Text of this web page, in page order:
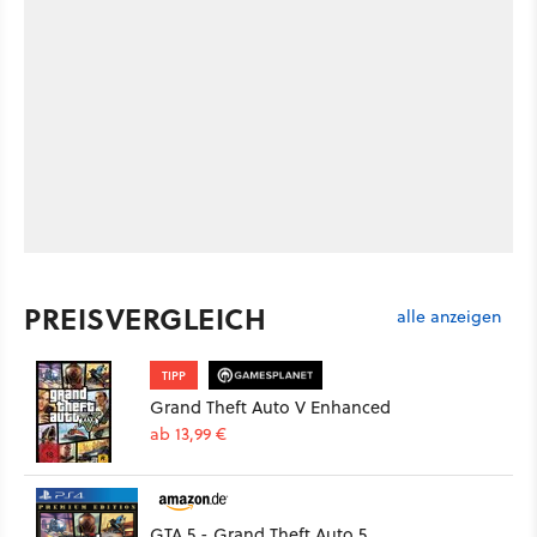
PREISVERGLEICH alle anzeigen
TIPP
Grand Theft Auto V Enhanced
ab 13,99 €